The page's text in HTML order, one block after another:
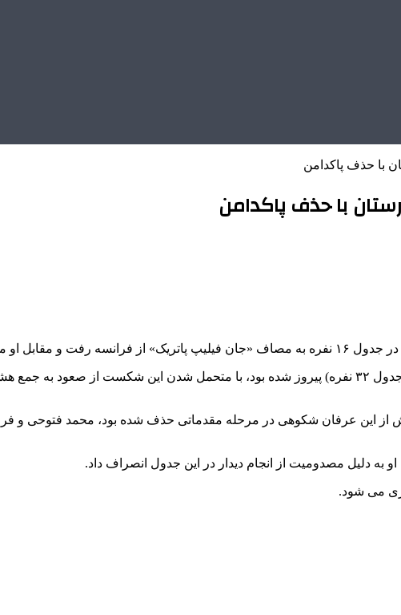
با حذف پاکدامن
با حذف پاکدامن
۱۵ به ۴ شد.
پاکدامن که پیش از این دیدار به ترتیب برابر نمایندگان رومانی (جدول ۶۴ نفره) و کره جنوبی (جدول ۳۲ نفره) پیروز شده بود، با متحمل
از این عرفان شکوهی در مرحله مقدماتی حذف شده بود، محمد فتوحی و
او به دلیل مصدومیت از انجام دیدار در این جدول انصراف داد.
می شود.